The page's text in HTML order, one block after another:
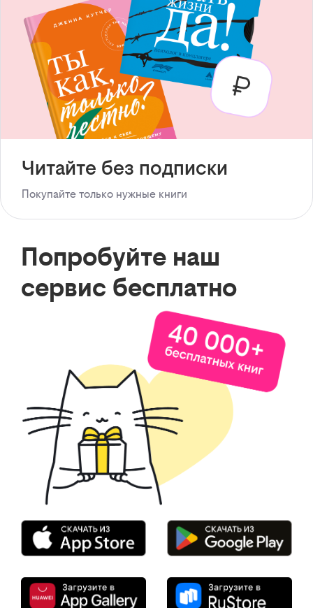
Читайте без подписки
Покупайте только нужные книги
Попробуйте наш
сервис бесплатно